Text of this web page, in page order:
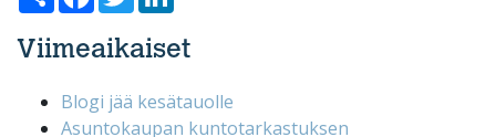
Viimeaikaiset
Blogi jää kesätauolle
Asuntokaupan kuntotarkastuksen